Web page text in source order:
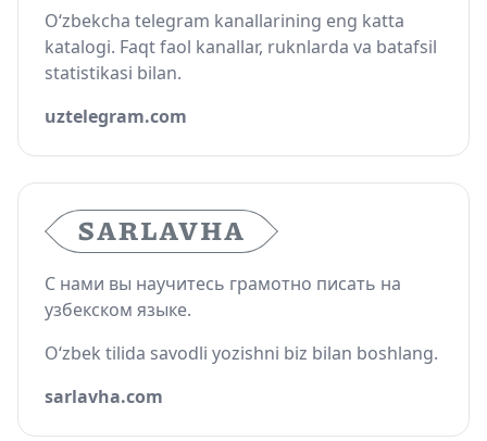
O‘zbekcha telegram kanallarining eng katta
katalogi. Faqt faol kanallar, ruknlarda va batafsil
statistikasi bilan.
uztelegram.com
С нами вы научитесь грамотно писать на
узбекском языке.
O‘zbek tilida savodli yozishni biz bilan boshlang.
sarlavha.com